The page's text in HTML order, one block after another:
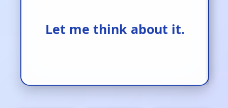
Let me think about it.
Bir düşüneyim.